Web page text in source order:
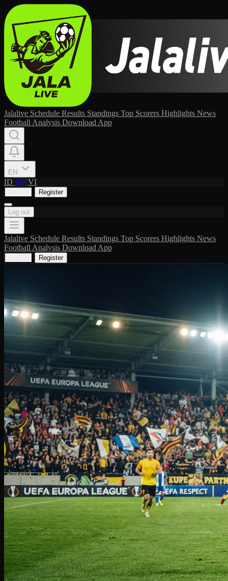
Jalalive Schedule Results Standings Top Scorers Highlights News
Football Analysis Download App
EN
ID EN VI
Register
Log out
Jalalive Schedule Results Standings Top Scorers Highlights News
Football Analysis Download App
Register